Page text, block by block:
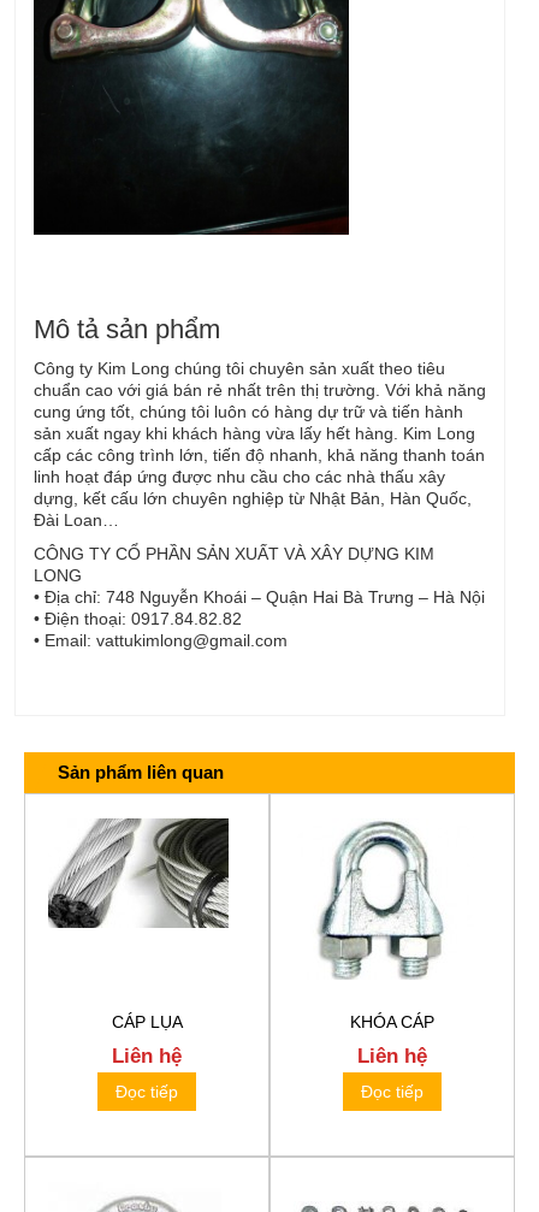
Mô tả sản phẩm
Công ty Kim Long chúng tôi chuyên sản xuất theo tiêu
chuẩn cao với giá bán rẻ nhất trên thị trường. Với khả năng
cung ứng tốt, chúng tôi luôn có hàng dự trữ và tiến hành
sản xuất ngay khi khách hàng vừa lấy hết hàng. Kim Long
cấp các công trình lớn, tiến độ nhanh, khả năng thanh toán
linh hoạt đáp ứng được nhu cầu cho các nhà thấu xây
dựng, kết cấu lớn chuyên nghiệp từ Nhật Bản, Hàn Quốc,
Đài Loan…
CÔNG TY CỔ PHẦN SẢN XUẤT VÀ XÂY DỰNG KIM
LONG
• Địa chỉ: 748 Nguyễn Khoái – Quận Hai Bà Trưng – Hà Nội
• Điện thoại: 0917.84.82.82
• Email: vattukimlong@gmail.com
Sản phẩm liên quan
CÁP LỤA
Liên hệ
Đọc tiếp
KHÓA CÁP
Liên hệ
Đọc tiếp